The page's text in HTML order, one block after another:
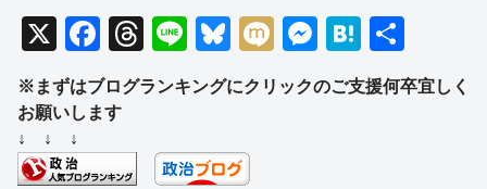
X
F
a
c
b
T
hr
e
d
Li
n
e
Bl
e
y
M
ixi
M
ss
H
at
e
有
※まずはブログランキングにクリックのご支援何卒宜しく
お願いします
↓ ↓ ↓